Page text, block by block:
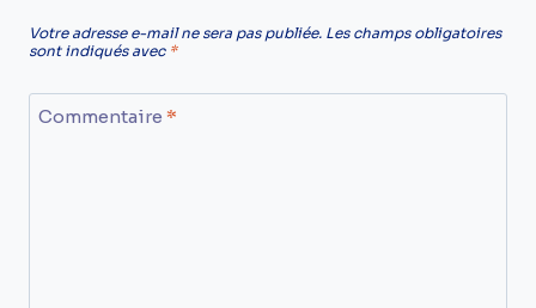
Votre adresse e-mail ne sera pas publiée. Les champs obligatoires
sont indiqués avec *
Commentaire *